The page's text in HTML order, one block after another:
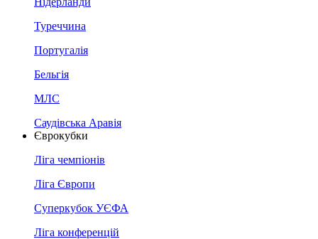
Туреччина
Португалія
Бельгія
МЛС
Саудівська Аравія
Єврокубки
Ліга чемпіонів
Ліга Європи
Суперкубок УЄФА
Ліга конференцій